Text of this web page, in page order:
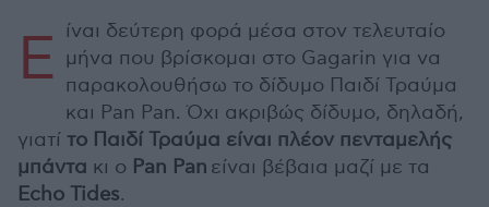
Ε
ίναι δεύτερη φορά μέσα στον τελευταίο
μήνα που βρίσκομαι στο Gagarin για να
παρακολουθήσω το δίδυμο Παιδί Τραύμα
και Pan Pan. Όχι ακριβώς δίδυμο, δηλαδή,
γιατί το Παιδί Τραύμα είναι πλέον πενταμελής
μπάντα κι ο Pan Pan είναι βέβαια μαζί με τα
Echo Tides.